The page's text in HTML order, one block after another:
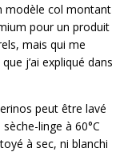
modèle col montant
pour un produit
mais qui me
j’ai expliqué dans
peut être lavé
linge à 60°C
à sec, ni blanchi